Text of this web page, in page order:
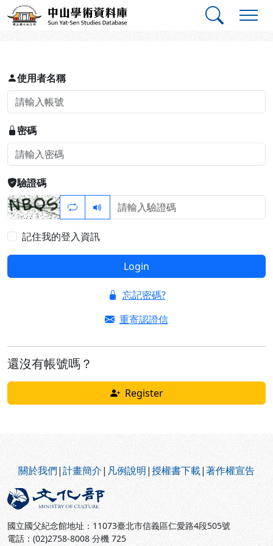
跳到主要內容
中山學術資料庫
登入
使用者名稱
密碼
驗證碼
記住我的登入資訊
Login
忘記密碼?
重寄認證信
還沒有帳號嗎？
Register
關於我們|計畫簡介| 凡例說明|授權書下載|著作權宣告
國立國父紀念館地址：11073臺北市信義區仁愛路4段505號
電話：(02)2758-8008 分機 725